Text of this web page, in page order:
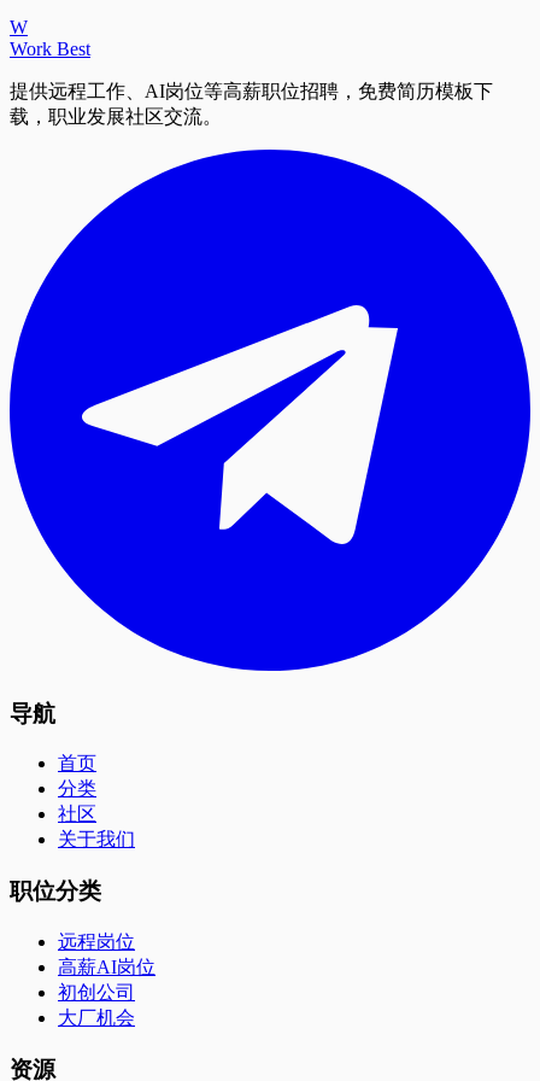
W
Work Best
提供远程工作、AI岗位等高薪职位招聘，免费简历模板下
载，职业发展社区交流。
导航
首页
分类
社区
关于我们
职位分类
远程岗位
高薪AI岗位
初创公司
大厂机会
资源